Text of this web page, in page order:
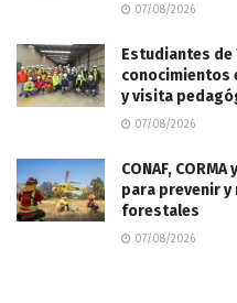
07/08/2026
Estudiantes
conocimientos
y visita
07/08/2026
CONAF,
para prevenir
forestales
07/08/2026